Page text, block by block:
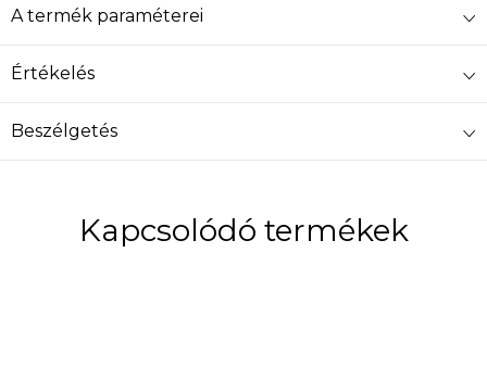
A termék paraméterei
Értékelés
Beszélgetés
Kapcsolódó termékek